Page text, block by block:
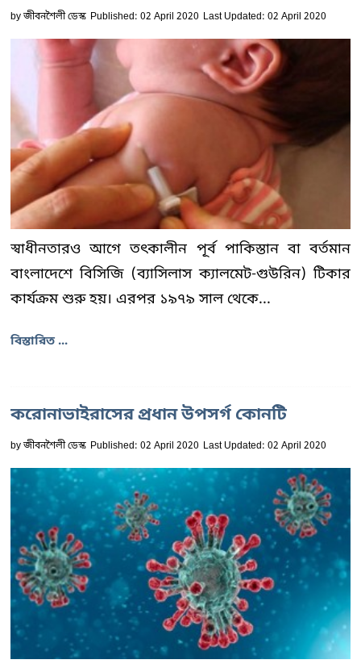
byজীবনশৈলী ডেস্ক Published: 02 April 2020 Last Updated: 02 April 2020
স্বাধীনতারও আগে তৎকালীন পূর্ব পাকিস্তান বা বর্তমান
বাংলাদেশে বিসিজি (ব্যাসিলাস ক্যালমেট-গুউরিন) টিকার
কার্যক্রম শুরু হয়। এরপর ১৯৭৯ সাল থেকে...
বিস্তারিত ...
করোনাভাইরাসের প্রধান উপসর্গ কোনটি
byজীবনশৈলী ডেস্ক Published: 02 April 2020 Last Updated: 02 April 2020